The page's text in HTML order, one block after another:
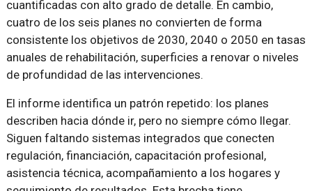
cuantificadas con alto grado de detalle. En cambio,
cuatro de los seis planes no convierten de forma
consistente los objetivos de 2030, 2040 o 2050 en tasas
anuales de rehabilitación, superficies a renovar o niveles
de profundidad de las intervenciones.
El informe identifica un patrón repetido: los planes
describen hacia dónde ir, pero no siempre cómo llegar.
Siguen faltando sistemas integrados que conecten
regulación, financiación, capacitación profesional,
asistencia técnica, acompañamiento a los hogares y